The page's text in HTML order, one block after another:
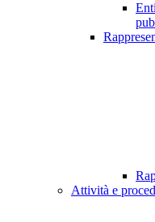
Attività e